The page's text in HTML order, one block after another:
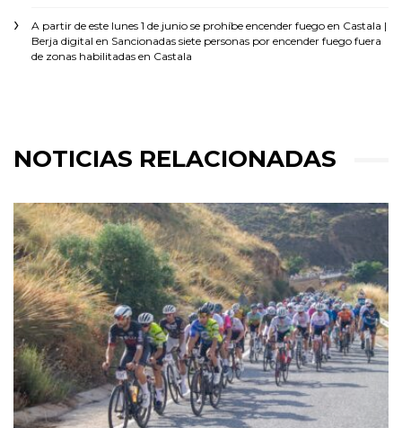
A partir de este lunes 1 de junio se prohíbe encender fuego en Castala |
Berja digital en Sancionadas siete personas por encender fuego fuera
de zonas habilitadas en Castala
NOTICIAS RELACIONADAS